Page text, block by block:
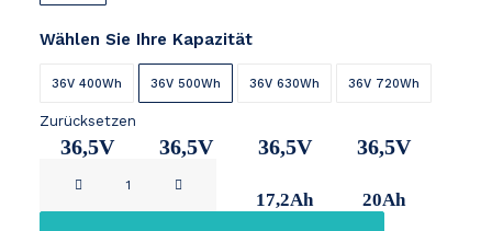
Wählen Sie Ihre Kapazität
36V 400Wh
36,5V
36V 500Wh
36,5V
36V 630Wh
36,5V
17,2Ah
36V 720Wh
36,5V
20Ah
Zurücksetzen